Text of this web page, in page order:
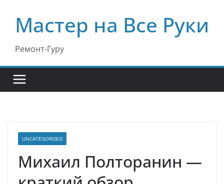
содержимому
Мастер на Все Руки
Ремонт-Гуру
UNCATEGORISED
Михаил Полторанин —